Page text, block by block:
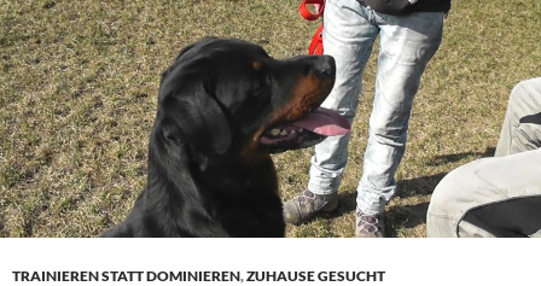
TRAINIEREN STATT DOMINIEREN,ZUHAUSE GESUCHT